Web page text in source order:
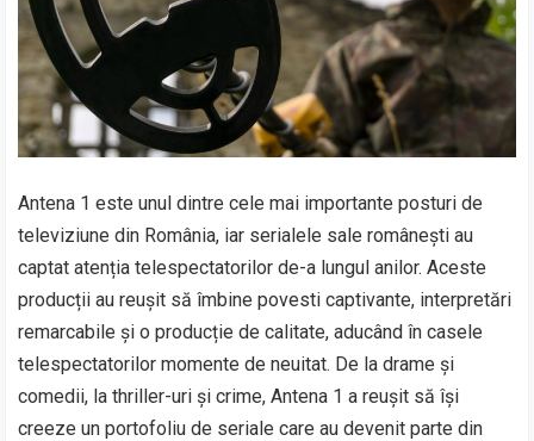
Antena 1 este unul dintre cele mai importante posturi de
televiziune din România, iar serialele sale românești au
captat atenția telespectatorilor de-a lungul anilor. Aceste
producții au reușit să îmbine povesti captivante, interpretări
remarcabile și o producție de calitate, aducând în casele
telespectatorilor momente de neuitat. De la drame și
comedii, la thriller-uri și crime, Antena 1 a reușit să își
creeze un portofoliu de seriale care au devenit parte din